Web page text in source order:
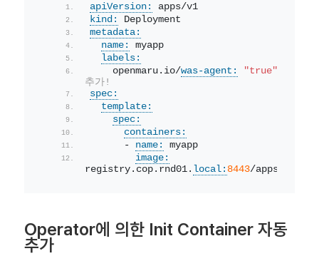
apiVersion:
apps/v1
kind:
Deployment
metadata:
name:
myapp
labels:
    openmaru.io/
was-agent: "true"
추가!
spec:
template:
spec:
containers:
      -
name:
myapp
image:
registry.cop.rnd01. local: 8443/apps/
Operator에 의한 Init Container 자동
추가